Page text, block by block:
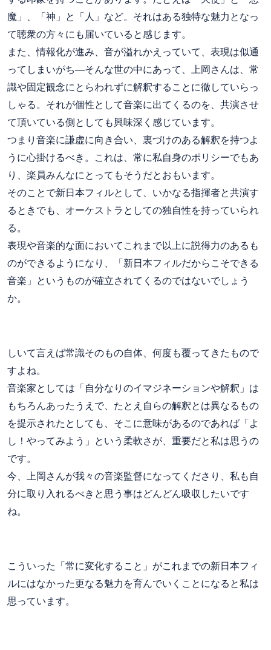
魔」、「神」と「人」など。それはある独特な魅力となっ
て聴衆の方々にも届いていると感じます。
また、情報化が進み、音が溢れかえっていて、表現は似通
ってしまいがち―そんな世の中にあって、上岡さんは、常
識や固定観念にとらわれずに解釈することに徹していらっ
しゃる。それが個性として音楽に出てくるのを、共演させ
て頂いている側としても興味深く感じています。
つまり音楽に謙虚に向き合い、裏づけのある解釈を持つよ
うに心掛けるべき。これは、常に私自身のポリシーでもあ
り、楽員みんなにとってもそうだとおもいます。
そのことで新日本フィルとして、いかなる指揮者と共演す
るときでも、オーケストラとしての独自性を持っていられ
る。
表現や音楽的な面においてこれまで以上に説得力のあるも
のができるようになり、「新日本フィルだからこそできる
音楽」というものが確立されてくるのではないでしょう
か。
しいて言えば常識そのもの自体、何度も覆ってきたもので
すよね。
音楽家としては「自分なりのイマジネーションや解釈」は
もちろんあったうえで、たとえ自らの解釈とは異なるもの
を提示されたとしても、そこに意味があるのであれば「よ
し！やってみよう」という柔軟さが、重要だと私は思うの
です。
今、上岡さんが我々の音楽監督になってくださり、私も自
分に取り入れるべきと思う事はどんどん吸収したいです
ね。
こういった「常に変化すること」がこれまでの新日本フィ
ルにはなかった更なる魅力を育んでいくことになると私は
思っています。